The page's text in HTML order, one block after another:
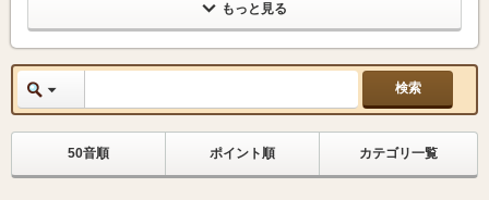
もっと見る
50音順 ポイント順 カテゴリ一覧